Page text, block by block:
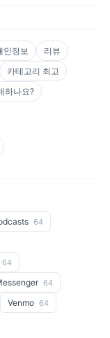
인정보
리뷰
카테고리 최고
하나요?
64
64
64
Venmo 64